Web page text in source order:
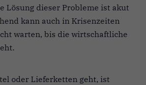
Lösung dieser Probleme ist akut
kann auch in Krisenzeiten
warten, bis die wirtschaftliche
oder Lieferketten geht, ist